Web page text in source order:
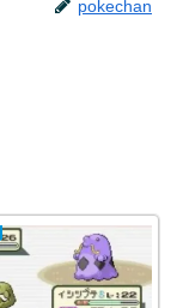
pokechan